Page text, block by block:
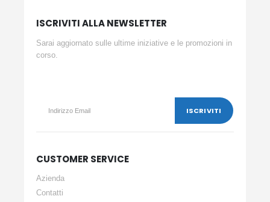
ISCRIVITI ALLA NEWSLETTER
Sarai aggiornato sulle ultime iniziative e le promozioni in
corso.
CUSTOMER SERVICE
Azienda
Contatti